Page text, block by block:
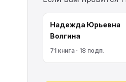
Надежда Юрьевна
Волгина
71 книга · 18 подп.